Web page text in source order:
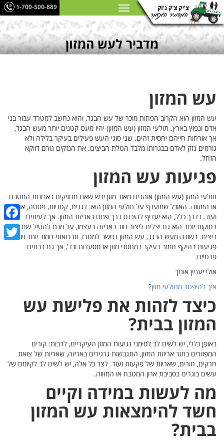
1-700-500-889
מדביר לעש המזון
עש המזון
עש המזון הוא הקרוב הפחות מוכר של עש הבגד, והוא נחשב למטרד עבור בני
אדם ונפוץ בארץ. תולעי המזון (עש המזון) יהיו מעט קטנים יותר מעש הבגד,
אך אורחות חייהם יחסית זהים. שני סוגי העש פעילים בעיקר בלילה ולא
גורמים נזק לאדם בבגרותו מלבד הטלת הביצים. את הנזקים גורם דווקא
הזחל.
פגיעות עש המזון
תולעי המזון (עש המזון) אוהבים מאוד מזון יבש שאנו מחזיקים בארונות המטבח
או המזווה. האוכל שמועדף על תולעי המזון הוא: דגנים, קטניות, פסטה, אגוזים
ועוד. בדרך כלל, הוא יעדיף להיכנס דרך פתח באריזת המזון. אך לעיתים
רחוקות יותר הוא גם יצליח ליצור חור באריזה בעצמו, על מנת להטיל שם
ביצים. בשונה מעש הבגד, עש המזון נחשב למטרד תברואתי חמור יותר ויוצר
פגיעות בהיקף חמור בעיקר במחסני מזון או מסעדות וכד', אך גם בבתים
פרטיים.
אולי יעניין אותך
איך להיפטר מתולעי מזון?
כיצד לזהות את פלישת עש
המזון בבית?
באופן כללי, יש לשים לב לסימני נגיעות המזון העיקריים, לרבות: קורים
המפוזרים בתור אריזות המזון, התגבשות גרגירים באריזה, שאריות של צואת
חרקים, חורים, שאריות של פקעות ועוד. לצד כל אלה, יש לשים לב לקיומם של
עשים בוגרים בסביבת ארון המטבח או המזווה.
מה לעשות במידה וקיים
חשד להימצאות עש המזון
בבית?